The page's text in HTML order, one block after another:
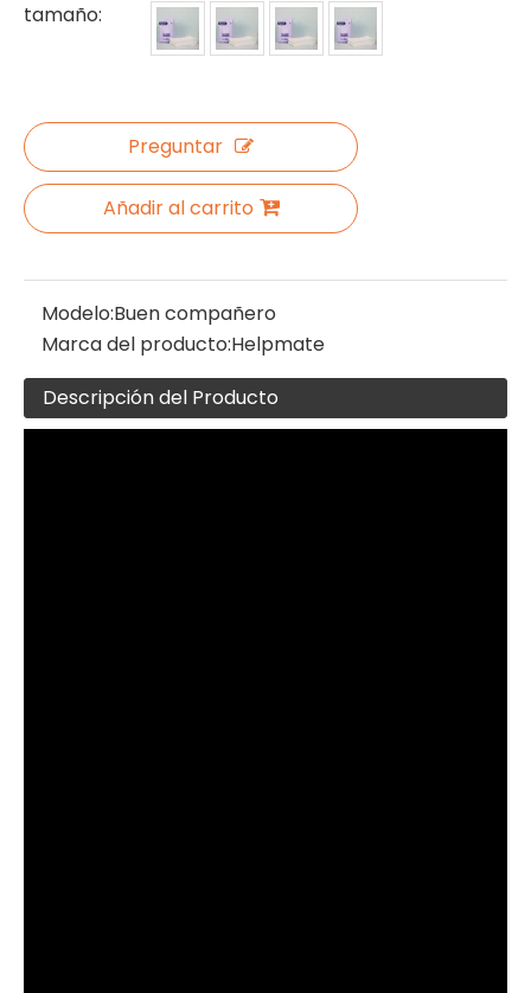
tamaño:
Preguntar
Añadir al carrito
Modelo:Buen compañero
Marca del producto:Helpmate
Descripción del Producto